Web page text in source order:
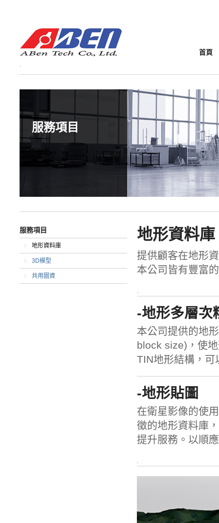
首頁
服務項目
服務項目
地形資料庫
3D模型
共用圖資
地形資料庫
提供顧客在地形
本公司皆有豐富
-地形多層次
本公司提供的地
block size)，使
TIN地形結構，可
-地形貼圖
在衛星影像的使
徵的地形資料庫
提升服務。以順